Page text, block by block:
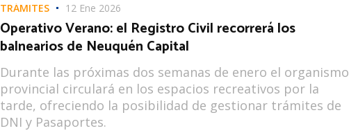
TRÁMITES 12 Ene 2026
Operativo Verano: el Registro Civil recorrerá los
balnearios de Neuquén Capital
Durante las próximas dos semanas de enero el organismo
provincial circulará en los espacios recreativos por la
tarde, ofreciendo la posibilidad de gestionar trámites de
DNI y Pasaportes.